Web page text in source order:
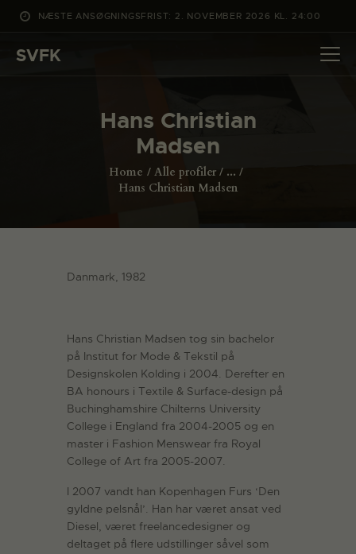
NÆSTE ANSØGNINGSFRIST: 2. NOVEMBER 2026 KL. 24:00
SVFK
Hans Christian
Madsen
Home Alle profiler
...
Hans Christian Madsen
DET SKER
PROJEKTER
ANSØG
Danmark, 1982
Hans Christian Madsen tog sin bachelor
på Institut for Mode & Tekstil på
Designskolen Kolding i 2004. Derefter en
BA honours i Textile & Surface-design på
Buchinghamshire Chilterns University
College i England fra 2004-2005 og en
master i Fashion Menswear fra Royal
College of Art fra 2005-2007.
I 2007 vandt han Kopenhagen Furs ‘Den
gyldne pelsnål’. Han har været ansat ved
Diesel, været freelancedesigner og
deltaget på flere udstillinger såvel som